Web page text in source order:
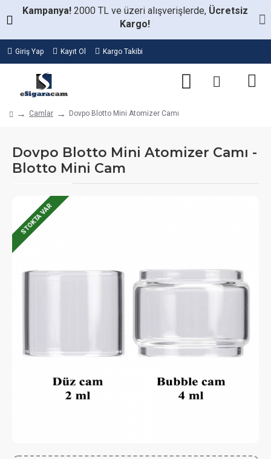
Kampanya! 2000 TL ve üzeri alışverişlerde, Ücretsiz
Kargo!
Giriş Yap Kayıt Ol Kargo Takibi
Camlar Dovpo Blotto Mini Atomizer Camı
Dovpo Blotto Mini Atomizer Camı -
Blotto Mini Cam
STOKTA VAR